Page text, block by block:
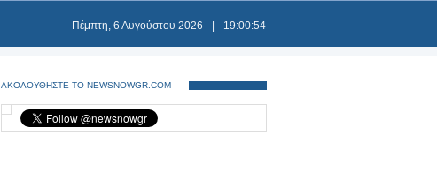
Πέμπτη, 6 Αυγούστου 2026 19:00:54
ΑΚΟΛΟΥΘΗΣΤΕ ΤΟ NEWSNOWGR.COM